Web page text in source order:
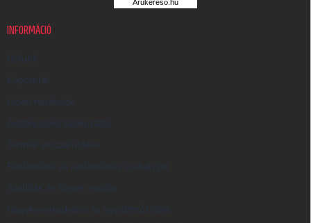
U
Árukereső.hu
INFORMÁCIÓ
Rólunk
Kapcsolat
Üzleti feltételek
Adatkezelési tájékoztató
Termék visszaküldése
Reklamáció és reklamációs szabályzat
Szállítás és fizetés módja
Nagykereskedelem és együttműködés